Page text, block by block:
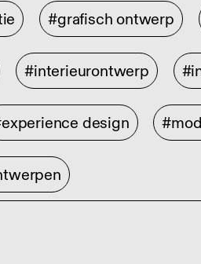
#grafisch ontwerp
#interieurontwerp
design